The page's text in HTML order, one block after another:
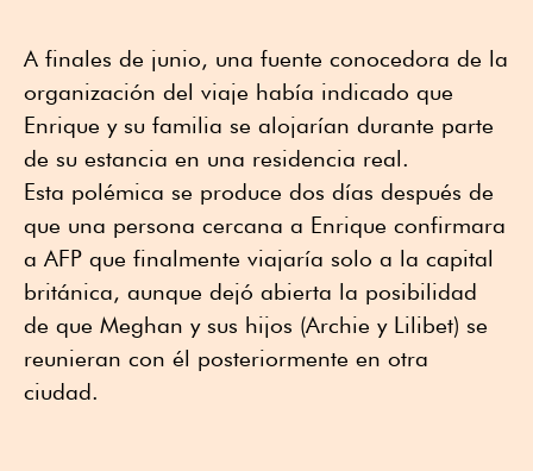
A finales de junio, una fuente conocedora de la
organización del viaje había indicado que
Enrique y su familia se alojarían durante parte
de su estancia en una residencia real.
Esta polémica se produce dos días después de
que una persona cercana a Enrique confirmara
a AFP que finalmente viajaría solo a la capital
británica, aunque dejó abierta la posibilidad
de que Meghan y sus hijos (Archie y Lilibet) se
reunieran con él posteriormente en otra
ciudad.